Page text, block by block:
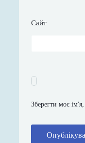
Сайт
Зберегти моє